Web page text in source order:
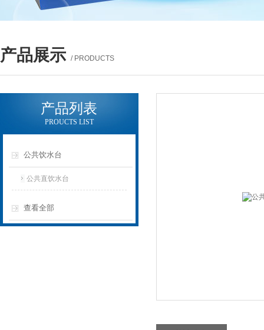
产品展示 / PRODUCTS
产品列表
PROUCTS LIST
公共饮水台
公共直饮水台
查看全部